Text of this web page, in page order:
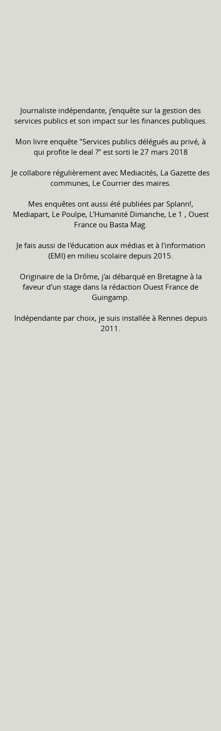
Journaliste indépendante, j'enquête sur la gestion des
services publics et son impact sur les finances publiques.
Mon livre enquête "Services publics délégués au privé, à
qui profite le deal ?" est sorti le 27 mars 2018
Je collabore régulièrement avec Mediacités, La Gazette des
communes, Le Courrier des maires.
Mes enquêtes ont aussi été publiées par Splann!,
Mediapart, Le Poulpe, L'Humanité Dimanche, Le 1 , Ouest
France ou Basta Mag.
Je fais aussi de l'éducation aux médias et à l'information
(EMI) en milieu scolaire depuis 2015.
Originaire de la Drôme, j'ai débarqué en Bretagne à la
faveur d'un stage dans la rédaction Ouest France de
Guingamp.
Indépendante par choix, je suis installée à Rennes depuis
2011.